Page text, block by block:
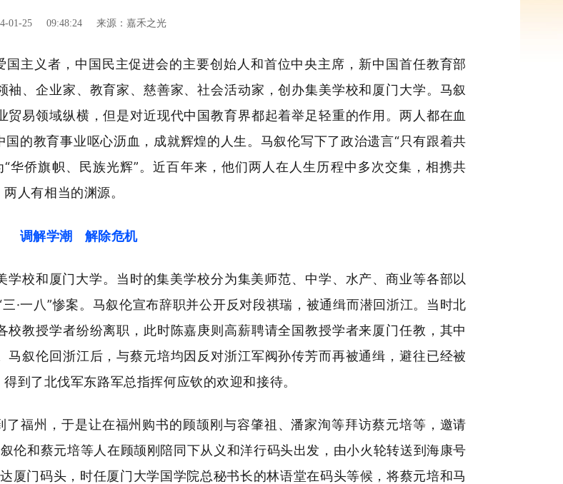
01-25 09:48:24 来源：嘉禾之光
主义者，中国民主促进会的主要创始人和首位中央主席，新中国首任教育部
、企业家、教育家、慈善家、社会活动家，创办集美学校和厦门大学。马叙
易领域纵横，但是对近现代中国教育界都起着举足轻重的作用。两人都在血
的教育事业呕心沥血，成就辉煌的人生。马叙伦写下了政治遗言“只有跟着共
华侨旗帜、民族光辉”。近百年来，他们两人在人生历程中多次交集，相携共
人有相当的渊源。
解学潮 解除危机
校和厦门大学。当时的集美学校分为集美师范、中学、水产、商业等各部以
·一八”惨案。马叙伦宣布辞职并公开反对段祺瑞，被通缉而潜回浙江。当时北
教授学者纷纷离职，此时陈嘉庚则高薪聘请全国教授学者来厦门任教，其中
叙伦回浙江后，与蔡元培均因反对浙江军阀孙传芳而再被通缉，避往已经被
到了北伐军东路军总指挥何应钦的欢迎和接待。
福州，于是让在福州购书的顾颉刚与容肇祖、潘家洵等拜访蔡元培等，邀请
伦和蔡元培等人在顾颉刚陪同下从义和洋行码头出发，由小火轮转送到海康号
厦门码头，时任厦门大学国学院总秘书长的林语堂在码头等候，将蔡元培和马